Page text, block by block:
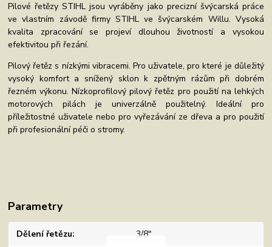
Pilové řetězy STIHL jsou vyráběny jako precizní švýcarská práce
ve vlastním závodě firmy STIHL ve švýcarském Willu. Vysoká
kvalita zpracování se projeví dlouhou životností a vysokou
efektivitou při řezání.
Pilový řetěz s nízkými vibracemi. Pro uživatele, pro které je důležitý
vysoký komfort a snížený sklon k zpětným rázům při dobrém
řezném výkonu. Nízkoprofilový pilový řetěz pro použití na lehkých
motorových pilách je univerzálně použitelný. Ideální pro
příležitostné uživatele nebo pro vyřezávání ze dřeva a pro použití
při profesionální péči o stromy.
Parametry
Dělení řetězu 3/8"